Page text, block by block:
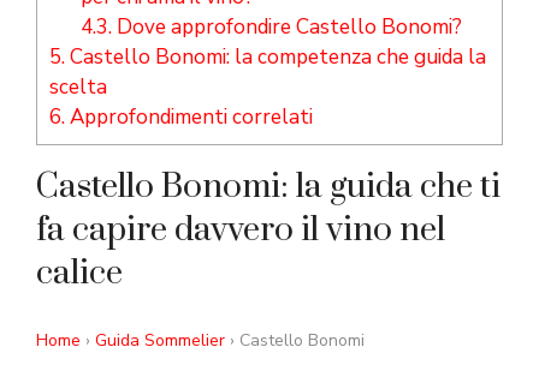
4.3.Dove approfondire Castello Bonomi?
5.Castello Bonomi: la competenza che guida la
scelta
6.Approfondimenti correlati
Castello Bonomi: la guida che ti
fa capire davvero il vino nel
calice
Home › Guida Sommelier › Castello Bonomi